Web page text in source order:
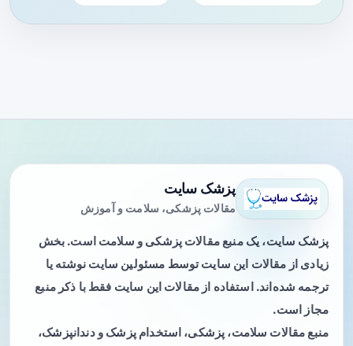
پزشک سایت
مقالات پزشکی، سلامت و آموزش
پزشک سایت، یک منبع مقالات پزشکی و سلامت است. بخش
زیادی از مقالات این سایت توسط مسئولین سایت نوشته یا
ترجمه شده‌اند. استفاده از مقالات این سایت فقط با ذکر منبع
مجاز است.
منبع مقالات سلامت، پزشکی، استخدام پزشک و دندانپزشک،